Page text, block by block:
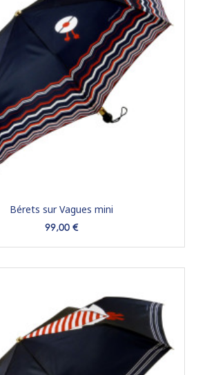
Bérets sur Vagues mini
Prix
99,00 €